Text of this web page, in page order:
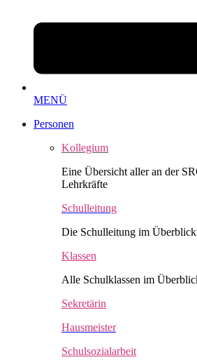
MENÜ
Personen
Kollegium
Eine Übersicht aller an der
Lehrkräfte
Schulleitung
Die Schulleitung im Überblick
Klassen
Alle Schulklassen im
Sekretärin
Hausmeister
Schulsozialarbeit